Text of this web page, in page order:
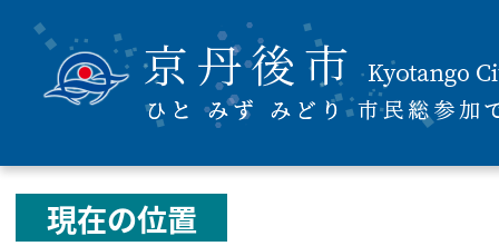
現在の位置